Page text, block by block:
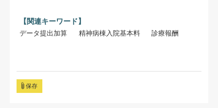
【関連キーワード】
データ提出加算 精神病棟入院基本料 診療報酬
保存